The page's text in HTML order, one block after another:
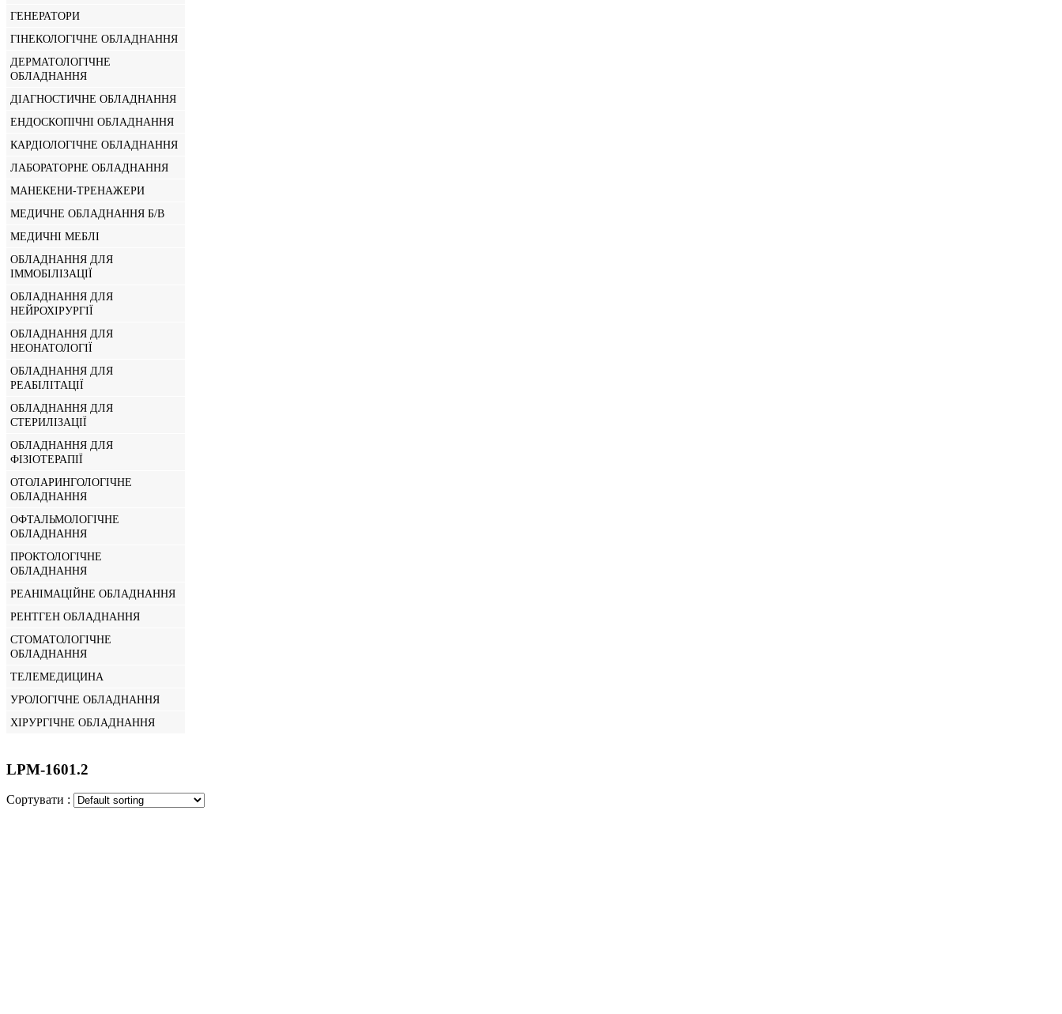
ГЕНЕРАТОРИ
ГІНЕКОЛОГІЧНЕ ОБЛАДНАННЯ
ДЕРМАТОЛОГІЧНЕ
ОБЛАДНАННЯ
ДІАГНОСТИЧНЕ ОБЛАДНАННЯ
ЕНДОСКОПІЧНІ ОБЛАДНАННЯ
КАРДІОЛОГІЧНЕ ОБЛАДНАННЯ
ЛАБОРАТОРНЕ ОБЛАДНАННЯ
МАНЕКЕНИ-ТРЕНАЖЕРИ
МЕДИЧНЕ ОБЛАДНАННЯ Б/В
МЕДИЧНІ МЕБЛІ
ОБЛАДНАННЯ ДЛЯ
ІММОБІЛІЗАЦІЇ
ОБЛАДНАННЯ ДЛЯ
НЕЙРОХІРУРГІЇ
ОБЛАДНАННЯ ДЛЯ
НЕОНАТОЛОГІЇ
ОБЛАДНАННЯ ДЛЯ
РЕАБІЛІТАЦІЇ
ОБЛАДНАННЯ ДЛЯ
СТЕРИЛІЗАЦІЇ
ОБЛАДНАННЯ ДЛЯ
ФІЗІОТЕРАПІЇ
ОТОЛАРИНГОЛОГІЧНЕ
ОБЛАДНАННЯ
ОФТАЛЬМОЛОГІЧНЕ
ОБЛАДНАННЯ
ПРОКТОЛОГІЧНЕ
ОБЛАДНАННЯ
РЕАНІМАЦІЙНЕ ОБЛАДНАННЯ
РЕНТГЕН ОБЛАДНАННЯ
СТОМАТОЛОГІЧНЕ
ОБЛАДНАННЯ
ТЕЛЕМЕДИЦИНА
УРОЛОГІЧНЕ ОБЛАДНАННЯ
ХІРУРГІЧНЕ ОБЛАДНАННЯ
LPM-1601.2
Сортувати :